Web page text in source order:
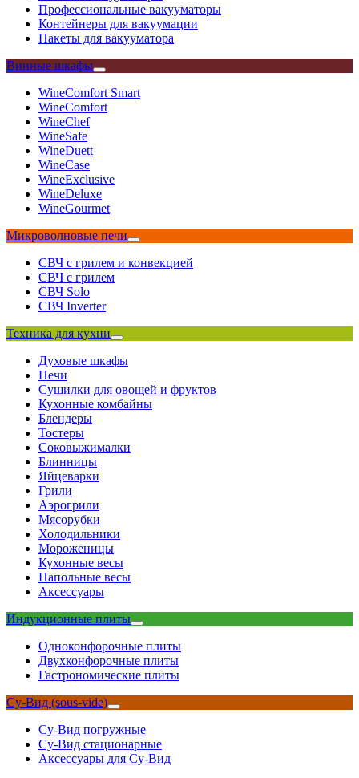
Профессиональные вакууматоры
Контейнеры для вакуумации
Пакеты для вакууматора
Винные шкафы
WineComfort Smart
WineComfort
WineChef
WineSafe
WineDuett
WineCase
WineExclusive
WineDeluxe
WineGourmet
Микроволновые печи
СВЧ с грилем и конвекцией
СВЧ с грилем
СВЧ Solo
СВЧ Inverter
Техника для кухни
Духовые шкафы
Печи
Сушилки для овощей и фруктов
Кухонные комбайны
Блендеры
Тостеры
Соковыжималки
Блинницы
Яйцеварки
Грили
Аэрогрили
Мясорубки
Холодильники
Мороженицы
Кухонные весы
Напольные весы
Аксессуары
Индукционные плиты
Одноконфорочные плиты
Двухконфорочные плиты
Гастрономические плиты
Су-Вид (sous-vide)
Су-Вид погружные
Су-Вид стационарные
Аксессуары для Су-Вид